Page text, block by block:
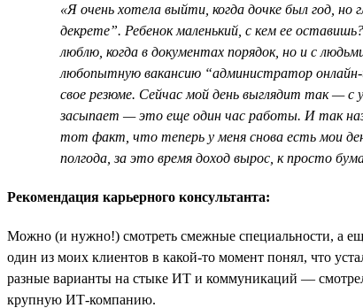
«Я очень хотела выйти, когда дочке был год,
декрете”. Ребенок маленький, с кем ее
люблю, когда в документах порядок, но и с
любопытную вакансию “администратор
свое резюме. Сейчас мой день выглядит так — с
засыпает — это еще один час работы. И так
тот факт, что теперь у меня снова есть мои
полгода, за это время доход вырос, к просто
Рекомендация карьерного консультанта:
Можно (и нужно!) смотреть смежные специальности, а
один из моих клиентов в какой-то момент понял, что
разные варианты на стыке ИТ и коммуникаций —
крупную ИТ-компанию.